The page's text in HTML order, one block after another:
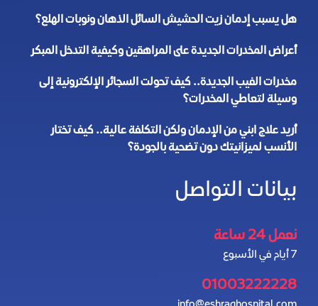
هل يسبب إدمان زيت الحشيش السائل الذهان ونوبات الهلع؟
أعراض المخدرات الجديدة على المراهقين وكيفية التدخل المبكر
مخدرات الفيب الجديدة.. كيف تحولت السجائر الإلكترونية إلى
وسيلة لتعاطي المخدرات؟
أريد علاج ابني من الإدمان ولكن التكلفة عالية.. كيف تختار
الأنسب لميزانيتك دون تضحية بالجودة؟
بيانات التواصل
نعمل 24 ساعة
7 أيام في الأسبوع
01003222228